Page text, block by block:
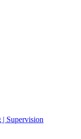
Supervision